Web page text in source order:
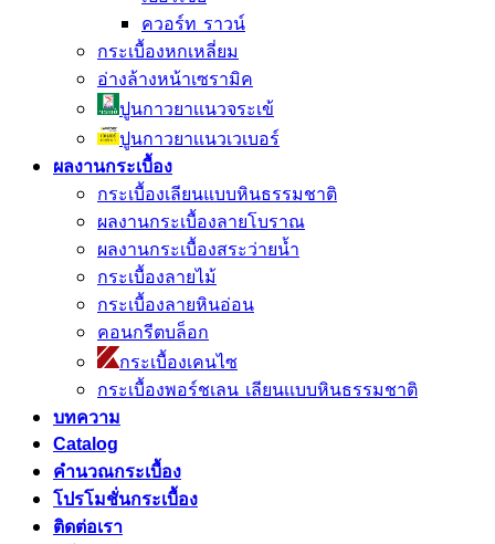
ควอร์ท ราวน์
กระเบื้องหกเหลี่ยม
อ่างล้างหน้าเซรามิค
ปูนกาวยาเเนวจระเข้
ปูนกาวยาเเนวเวเบอร์
ผลงานกระเบื้อง
กระเบื้องเลียนแบบหินธรรมชาติ
ผลงานกระเบื้องลายโบราณ
ผลงานกระเบื้องสระว่ายนํ้า
กระเบื้องลายไม้
กระเบื้องลายหินอ่อน
คอนกรีตบล็อก
กระเบื้องเคนไซ
กระเบื้องพอร์ชเลน เลียนเเบบหินธรรมชาติ
บทความ
Catalog
คำนวณกระเบื้อง
โปรโมชั่นกระเบื้อง
ติดต่อเรา